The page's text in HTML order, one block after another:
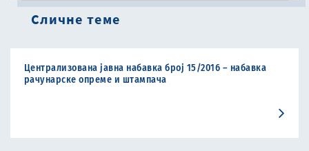
Сличне теме
Централизована јавна набавка број 15/2016 – набавка
рачунарске опреме и штампача